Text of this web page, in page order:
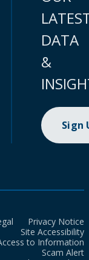
DATA
&
Sign
Privacy Notice
Site Accessibility
to Information
Scam Alert